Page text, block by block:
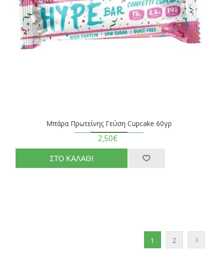
Μπάρα Πρωτείνης Γεύση Cupcake 60γρ
2,50€
1 2